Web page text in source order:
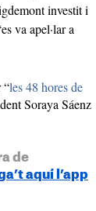
investit i
va apel·lar a
“les 48 hores de
Soraya Sáenz
de
aquí l’app